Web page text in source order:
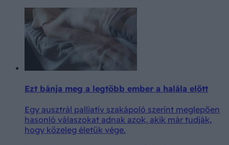
Ezt bánja meg a legtöbb ember a halála előtt
Egy ausztrál palliatív szakápoló szerint meglepően
hasonló válaszokat adnak azok, akik már tudják,
hogy közeleg életük vége.